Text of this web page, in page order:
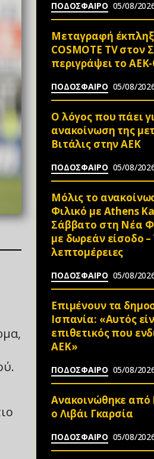
ΠΟΔΟΣΦΑΙΡΟ 05/08/
Μεταγραφή
COSMOTE TV στον
περιγράψει το
ΠΟΔΟΣΦΑΙΡΟ 05/08/
Ο λόγος που πάει
ανακοίνωση της
Βιτάλις στην ΑΕΚ
ΠΟΔΟΣΦΑΙΡΟ 05/08/
Μόλις το
Φιλικό με Athens
Σάββατο στη Νέα
με δωρεάν είσοδο –
λεπτομέρειες
ΠΟΔΟΣΦΑΙΡΟ 05/08/
Επιμένουν τα
Ισπανία: «Αυτός
επιθετικός που
ΑΕΚ»
ΠΟΔΟΣΦΑΙΡΟ 05/08/
Ανακοινώθηκε από
ο Λιβάι Γκαρσία
ΠΟΔΟΣΦΑΙΡΟ 05/08/